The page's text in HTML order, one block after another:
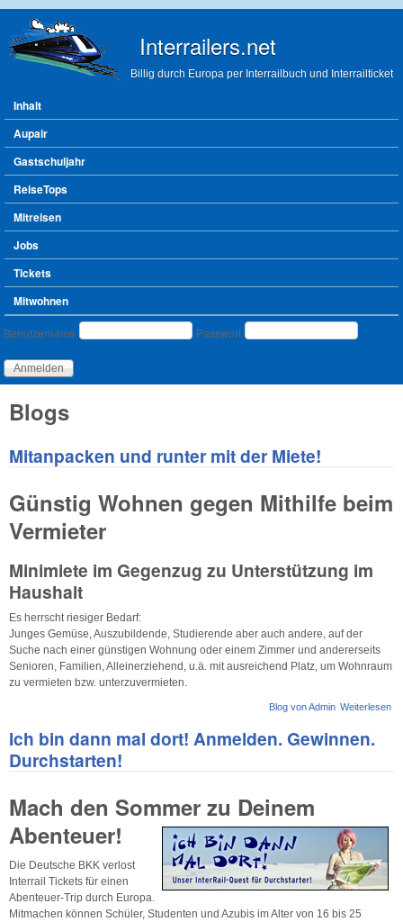
Interrailers.net
Billig durch Europa per Interrailbuch und Interrailticket
Hauptmenü
Inhalt
Aupair
Gastschuljahr
ReiseTops
Mitreisen
Jobs
Tickets
Mitwohnen
Benutzeranmeldung
Benutzername Passwort
Blogs
Mitanpacken und runter mit der Miete!
Günstig Wohnen gegen Mithilfe beim
Vermieter
Minimiete im Gegenzug zu Unterstützung im
Haushalt
Es herrscht riesig er Bedarf:
Junges Gemüse, Auszubildende, Studierende aber auch andere, auf der
Suche nach einer günstigen Wohnung oder einem Zimmer und andererseits
Senioren, Familien, Alleinerziehend, u.ä. mit ausreichend Platz, um Wohnraum
zu vermieten bzw. unterzuvermieten.
Weiterlesen
Blog von Admin
Ich bin dann mal dort! Anmelden. Gewinnen.
Durchstarten!
Mach den Sommer zu Deinem
Abenteuer!
Die Deutsche BKK verlost
Interrail Tickets für einen
Abenteuer-Trip durch Europa.
Mitmachen können Schüler, Studenten und Azubis im Alter von 16 bis 25